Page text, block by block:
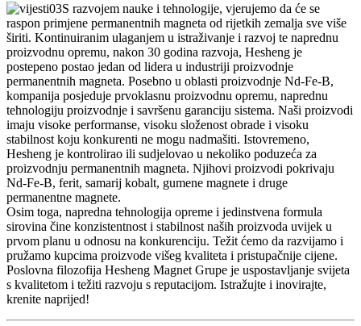
S razvojem nauke i tehnologije, vjerujemo da će se
raspon primjene permanentnih magneta od rijetkih zemalja sve više
širiti. Kontinuiranim ulaganjem u istraživanje i razvoj te naprednu
proizvodnu opremu, nakon 30 godina razvoja, Hesheng je
postepeno postao jedan od lidera u industriji proizvodnje
permanentnih magneta. Posebno u oblasti proizvodnje Nd-Fe-B,
kompanija posjeduje prvoklasnu proizvodnu opremu, naprednu
tehnologiju proizvodnje i savršenu garanciju sistema. Naši proizvodi
imaju visoke performanse, visoku složenost obrade i visoku
stabilnost koju konkurenti ne mogu nadmašiti. Istovremeno,
Hesheng je kontrolirao ili sudjelovao u nekoliko poduzeća za
proizvodnju permanentnih magneta. Njihovi proizvodi pokrivaju
Nd-Fe-B, ferit, samarij kobalt, gumene magnete i druge
permanentne magnete.
Osim toga, napredna tehnologija opreme i jedinstvena formula
sirovina čine konzistentnost i stabilnost naših proizvoda uvijek u
prvom planu u odnosu na konkurenciju. Težit ćemo da razvijamo i
pružamo kupcima proizvode višeg kvaliteta i pristupačnije cijene.
Poslovna filozofija Hesheng Magnet Grupe je uspostavljanje svijeta
s kvalitetom i težiti razvoju s reputacijom. Istražujte i inovirajte,
krenite naprijed!